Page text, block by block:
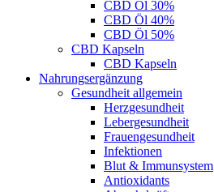
CBD Öl 30%
CBD Öl 40%
CBD Öl 50%
CBD Kapseln
CBD Kapseln
Nahrungsergänzung
Gesundheit allgemein
Herzgesundheit
Lebergesundheit
Frauengesundheit
Infektionen
Blut & Immunsystem
Antioxidants